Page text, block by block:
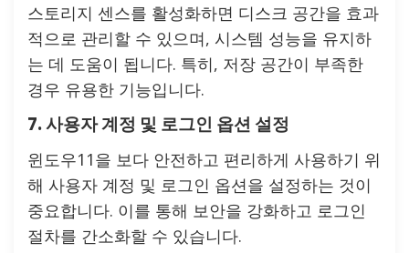
스토리지 센스를 활성화하면 디스크 공간을 효과
적으로 관리할 수 있으며, 시스템 성능을 유지하
는 데 도움이 됩니다. 특히, 저장 공간이 부족한
경우 유용한 기능입니다.
7. 사용자 계정 및 로그인 옵션 설정
윈도우11을 보다 안전하고 편리하게 사용하기 위
해 사용자 계정 및 로그인 옵션을 설정하는 것이
중요합니다. 이를 통해 보안을 강화하고 로그인
절차를 간소화할 수 있습니다.